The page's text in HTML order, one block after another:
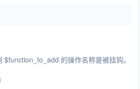
的操作名称是被挂钩。